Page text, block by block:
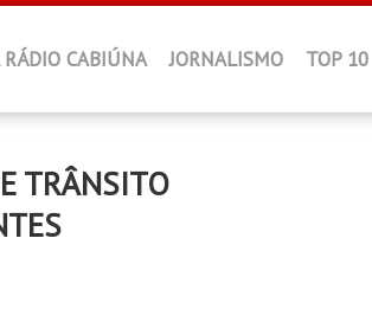
RÁDIO CABIÚNA JORNALISMO TOP 10
TRÂNSITO